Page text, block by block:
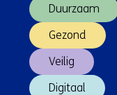
Duurzaam
Gezond
Veilig
Digitaal